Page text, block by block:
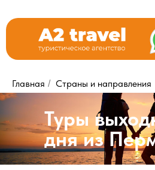
Главная / Страны и направления
Туры
дня из